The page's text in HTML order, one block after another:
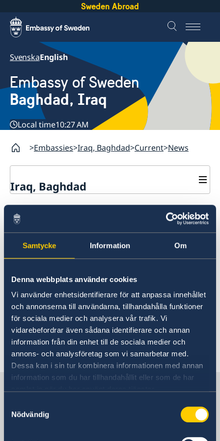
Samtycke Information Om
Denna webbplats använder cookies
Vi använder enhetsidentifierare för att anpassa innehållet
och annonserna till användarna, tillhandahålla funktioner
för sociala medier och analysera vår trafik. Vi
vidarebefordrar även sådana identifierare och annan
information från din enhet till de sociala medier och
annons- och analysföretag som vi samarbetar med.
Dessa kan i sin tur kombinera informationen med annan
information som du har tillhandahållit eller som de har
Nödvändig
Sweden Abroad
SvenskaEnglish
Embassy of Sweden
Baghdad, Iraq
Local time10:27 AM
Embassies Iraq, Baghdad Current News
Iraq, Baghdad
About us
Current
News
Phone hours sept 28th
28 Sep 2022
Wednesday September 28th. Please
contact us via email
ambassaden.bagdad@gov.se or call us
again tomorrow.
Sweden in Iraq
Embassy